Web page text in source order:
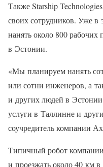
Также Starship
своих сотрудников. Уже в
нанять около 800
в Эстонии.
«Мы планируем нанять
или сотни инженеров, а
и других людей в
услуги в Таллинне и
соучредитель компании
Типичный робот компании
и проезжать около 40 км в